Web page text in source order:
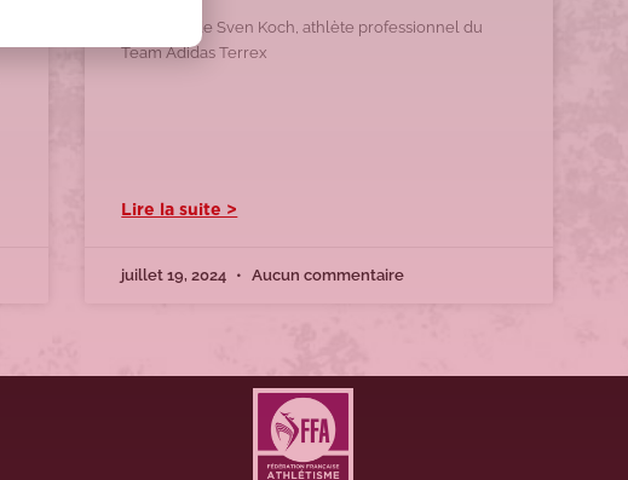
Interview de Sven Koch, athlète professionnel du
Team Adidas Terrex
Lire la suite >
juillet 19, 2024 Aucun commentaire